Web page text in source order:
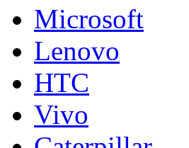
Microsoft
Lenovo
HTC
Vivo